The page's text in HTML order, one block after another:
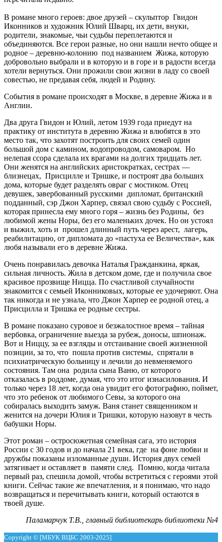
В романе много героев: двое друзей – скульптор Гвидон
Иконников и художник Юлий Шварц, их дети, внуки,
родители, знакомые, чьи судьбы переплетаются и
объединяются. Все герои разные, но они нашли нечто общее и
родное – деревню-колонию под названием Жижа, которую
добровольно выбрали и в которую и в горе и в радости всегда
хотели вернуться. Они прожили свои жизни в ладу со своей
совестью, не предавая себя, людей и Родину.
События в романе происходят в Москве, в деревне Жижа и в
Англии.
Два друга Гвидон и Юлий, летом 1939 года приедут на
практику от института в деревню Жижа и влюбятся в это
место так, что захотят построить для своих семей один
большой дом с камином, водопроводом, самоваром. Но
нелепая ссора сделала их врагами на долгих тридцать лет.
Они женятся на английских аристократках, сестрах —
близнецах, Присцилле и Тришке, и построят два больших
дома, которые будет разделять овраг с мостиком. Отец
девушек, завербованный русскими дипломат, британский
подданный, сэр Джон Харпер, связал свою судьбу с Россией,
которая принесла ему много горя – жизнь без Родины, без
любимой жены Норы, без его маленьких дочек. Но он устоял
и выжил, хоть и прошел длинный путь через арест, лагерь,
реабилитацию, от дипломата до «пастуха ее Величества», как
любя называли его в деревне Жижа.
Очень понравилась девочка Наталья Гражданкина, яркая,
сильная личность. Жила в детском доме, где и получила свое
красивое прозвище Ницца. По счастливой случайности
знакомится с семьей Иконниковых, которые ее удочеряют. Она
так никогда и не узнала, что Джон Харпер ее родной отец, а
Присцилла и Тришка ее родные сестры.
В романе показано суровое и безжалостное время – тайная
вербовка, ограничение выезда за рубеж, доносы, шпионаж.
Вот и Ниццу, за ее взгляды и отстаивание своей жизненной
позиции, за то, что пошла против системы, спрятали в
психиатрическую больницу и лечили до невменяемого
состояния. Там она родила сына Ваню, от которого
отказалась в роддоме, думая, что это итог изнасилования. И
только через 18 лет, когда она увидит его фотографию, поймет,
что это ребенок от любимого Севы, за которого она
собиралась выходить замуж. Ваня станет священником и
женится на дочери Юлия и Тришки, которую назовут в честь
бабушки Норы.
Этот роман – остросюжетная семейная сага, это история
России с 30 годов и до начала 21 века, где на фоне любви и
дружбы показаны изломанные души. История двух семей
затягивает и оставляет в памяти след. Помню, когда читала
первый раз, спешила домой, чтобы встретиться с героями этой
книги. Сейчас такие же впечатления, и я понимаю, что надо
возвращаться и перечитывать книги, который остаются в
твоей душе.
Паламарчук Т.В., главный библиотекарь библиотеки №4
Copyright © [МБУК ВЦБС 2003-2025]